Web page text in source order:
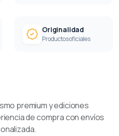
Originalidad
Productos oficiales
premium y ediciones
de compra con envíos